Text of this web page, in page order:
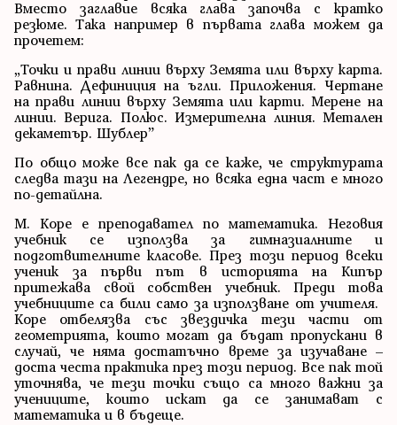
Вместо заглавие всяка глава започва с кратко
резюме. Така например в първата глава можем да
прочетем:
„Точки и прави линии върху Земята или върху карта.
Равнина. Дефиниция на ъгли. Приложения. Чертане
на прави линии върху Земята или карти. Мерене на
линии. Верига. Полюс. Измерителна линия. Метален
декаметър. Шублер”
По общо може все пак да се каже, че структурата
следва тази на Легендре, но всяка една част е много
по-детайлна.
М. Коре е преподавател по математика. Неговия
учебник се използва за гимназиалните и
подготвителните класове. През този период всеки
ученик за първи път в историята на Кипър
притежава свой собствен учебник. Преди това
учебниците са били само за използване от учителя.
Коре отбелязва със звездичка тези части от
геометрията, които могат да бъдат пропускани в
случай, че няма достатъчно време за изучаване –
доста честа практика през този период. Все пак той
уточнява, че тези точки също са много важни за
учениците, които искат да се занимават с
математика и в бъдеще.